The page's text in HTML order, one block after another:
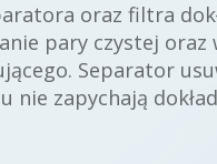
oraz filtra
pary czystej oraz
Separator
nie zapychają